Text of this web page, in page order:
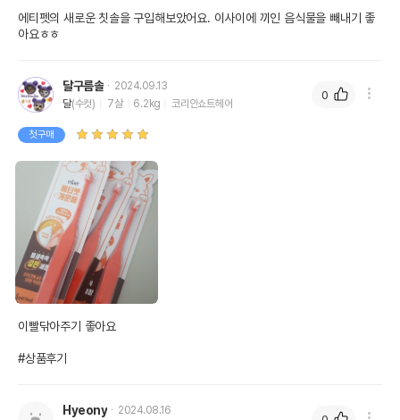
에티펫의 새로운 칫솔을 구입해보았어요. 이사이에 끼인 음식물을 빼내기 좋
아요ㅎㅎ
달구름솔
2024.09.13
달(수컷) 7살 6.2kg 코리안쇼트헤어
첫구매
이빨닦아주기 좋아요
#상품후기
0
Hyeony 2024.08.16